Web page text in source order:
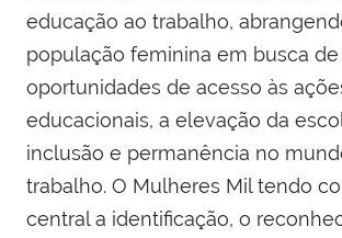
educação ao trabalho,
população feminina em busca de
oportunidades de acesso às
educacionais, a elevação da
inclusão e permanência no
trabalho. O Mulheres Mil tendo
central a identificação, o